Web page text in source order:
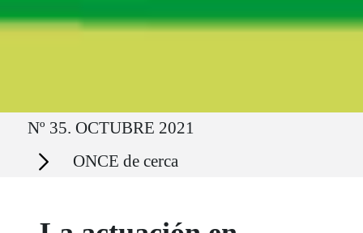
Ruta del sitio
Nº 35. OCTUBRE 2021
Secciones ONCE de cerca